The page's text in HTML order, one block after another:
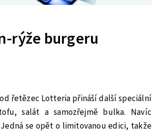
rýže burgeru
řetězec Lotteria přináší další speciální
salát a samozřejmě bulka. Navíc
se opět o limitovanou edici, takže